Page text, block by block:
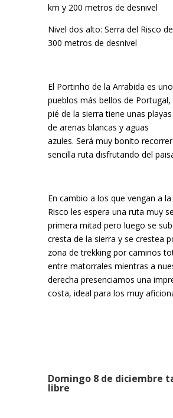
km y 200 metros de desnivel
Nivel dos alto: Serra del Risco
300 metros de desnivel
El Portinho de la Arrabida es
pueblos más bellos de Portugal,
pié de la sierra tiene unas
de arenas blancas y aguas
azules. Será muy bonito
sencilla ruta disfrutando del
En cambio a los que vengan a la
Risco les espera una ruta muy
primera mitad pero luego se
cresta de la sierra y se crestea
zona de trekking por caminos
entre matorrales mientras a
derecha presenciamos una
costa, ideal para los muy
Domingo 8 de diciembre
libre